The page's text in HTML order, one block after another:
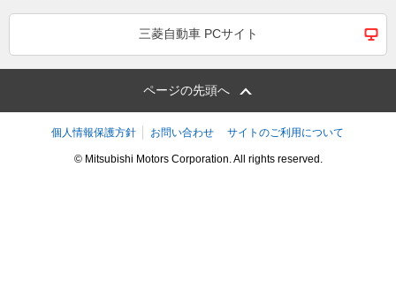
三菱自動車 PCサイト
ページの先頭へ
個人情報保護方針 お問い合わせ サイトのご利用について
© Mitsubishi Motors Corporation. All rights reserved.